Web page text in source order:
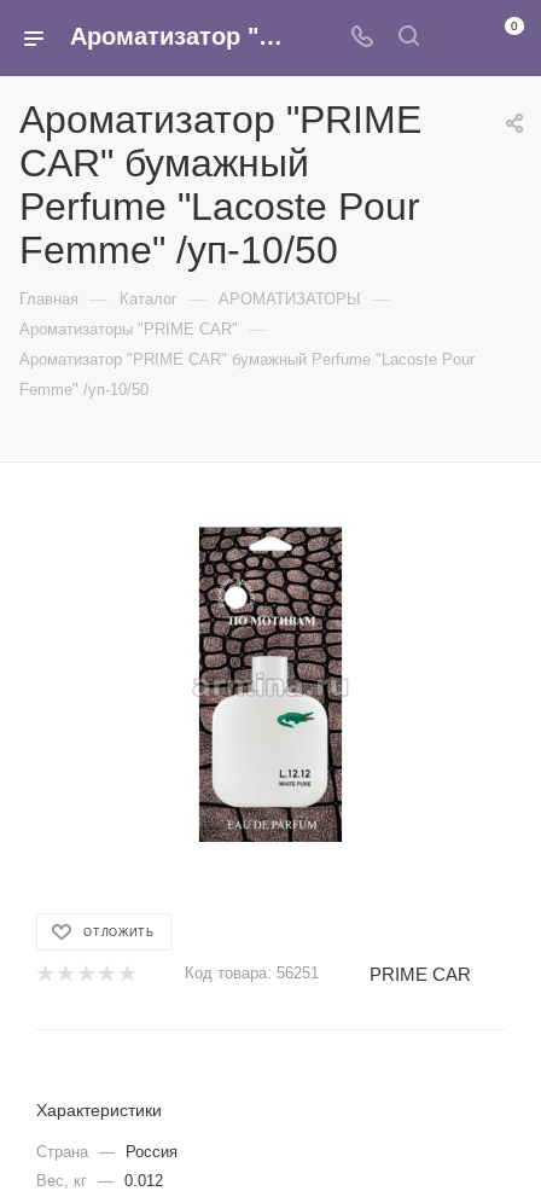
Ароматизатор "PRIME CAR" бумажный Perfume "Lacoste Pour Femme" /уп-10/50 - купить в интернет-магазине Армина 0
Ароматизатор "PRIME
CAR" бумажный
Perfume "Lacoste Pour
Femme" /уп-10/50
Главная — Каталог — АРОМАТИЗАТОРЫ —
Ароматизаторы "PRIME CAR" —
Ароматизатор "PRIME CAR" бумажный Perfume "Lacoste Pour
Femme" /уп-10/50
ОТЛОЖИТЬ
Код товара: 56251 PRIME CAR
Характеристики
Страна —
Россия
Вес, кг — 0.012